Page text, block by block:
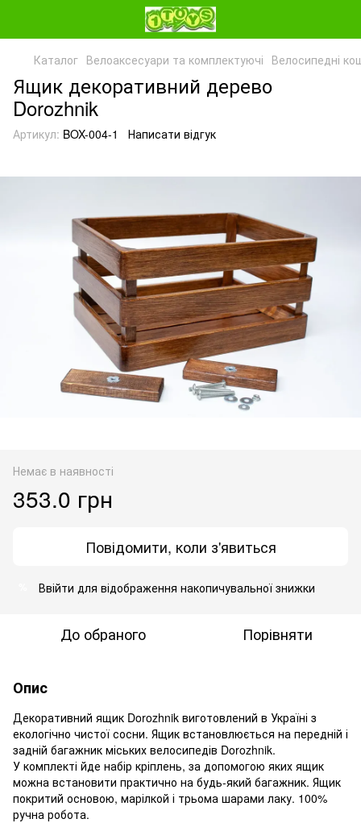
Каталог Велоаксесуари та комплектуючі Велосипедні
Ящик декоративний дерево
Dorozhnik
Артикул: BOX-004-1 Написати відгук
Немає в наявності
353.0 грн
Повідомити, коли з'явиться
Ввійти для відображення накопичувальної знижки
До обраного Порівняти
Опис
Декоративний ящик Dorozhnik виготовлений в Україні з
екологічно чистої сосни. Ящик встановлюється на передній і
задній багажник міських велосипедів Dorozhnik.
У комплекті йде набір кріплень, за допомогою яких ящик
можна встановити практично на будь-який багажник. Ящик
покритий основою, марілкой і трьома шарами лаку. 100%
ручна робота.